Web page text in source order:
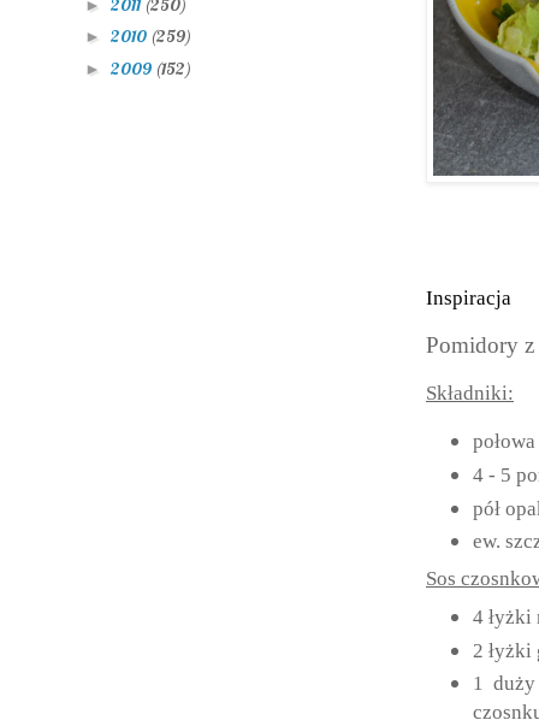
Inspiracja
Pomidory z
Składniki:
4 - 5
pół
ew.
Sos
4 łyżki
2 łyżki
1
► 2011 (250)
► 2010 (259)
► 2009 (152)